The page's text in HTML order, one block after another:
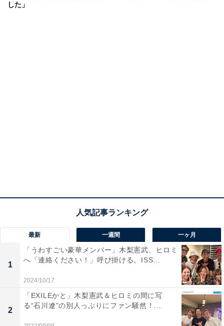
した」
最新 一週間 一ヶ月
1
「うわすごい豪華メンバー」木梨憲武、ヒロミ
へ「連絡ください！」呼び掛ける。ISS...
2024/10/17
2
「EXILEかと」木梨憲武＆ヒロミの間に写
る“石川遼”の別人っぷりにファン騒然！...